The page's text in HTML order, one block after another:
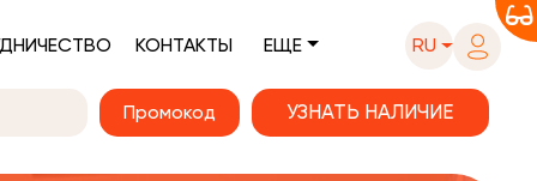
КОНТАКТЫ ЕЩЕ RU
Промокод